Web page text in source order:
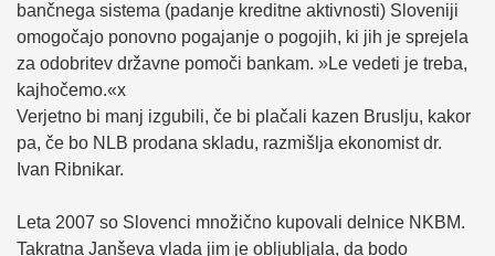
bančnega sistema (padanje kreditne aktivnosti) Sloveniji
omogočajo ponovno pogajanje o pogojih, ki jih je sprejela
za odobritev državne pomoči bankam. »Le vedeti je treba,
kajhočemo.«x
Verjetno bi manj izgubili, če bi plačali kazen Bruslju, kakor
pa, če bo NLB prodana skladu, razmišlja ekonomist dr.
Ivan Ribnikar.
Leta 2007 so Slovenci množično kupovali delnice NKBM.
Takratna Janševa vlada jim je obljubljala, da bodo